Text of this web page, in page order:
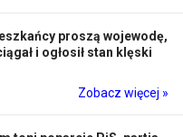
proszą wojewodę,
i ogłosił stan klęski
Zobacz więcej »